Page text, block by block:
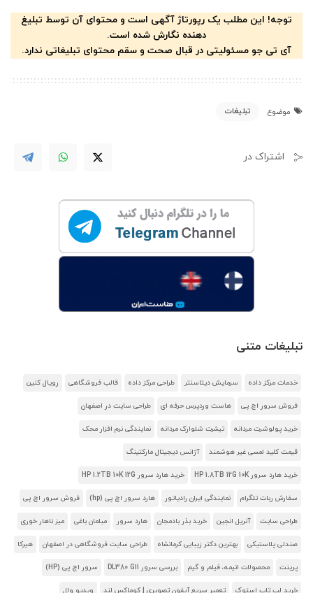
توجه! این مطلب یک رپورتاژ آگهی است و محتوای آن توسط تبلیغ
دهنده نگارش شده است.
آی تی جو مسئولیتی در قبال صحت و سقم محتوای تبلیغاتی ندارد.
موضوع تبلیغات
اشتراک در
تبلیغات متنی
خدمات مرکز داده سرمایش دیتاسنتر طراحی مرکز داده قالب فروشگاهی رویال کنین
فروش سرور اچ پی هاست وردپرس حرفه ای طراحی سایت در اصفهان
خرید پولوشرت مردانه تیشرت شلوارک مردانه نمایندگی نرم افزار محک
قیمت کلید لمسی غیر هوشمند آژانس دیجیتال مارکتینگ
خرید هارد سرور HP 1.8TB 12G 10K خرید هارد سرور HP 1.2TB 10K 12G
سفارش ربات تلگرام نمایندگی ایران رادیاتور هارد سرور اچ پی (hp) فروش سرور اچ پی
طراحی سایت آنریل انجین خرید بذر بادمجان هارد سرور مبلمان باغی میز ناهار خوری
صندلی پلاستیکی بهترین دکتر زیبایی کرمانشاه طراحی سایت فروشگاهی در اصفهان هیرکا
پرینت محصولات انیمه، فیلم و گیم بررسی سرور DL380 G11 سرور اچ پی (HP)
خرید لپ تاپ استوک تعمیر سریع آیفون تصویری | کوماکس لند ویدیو وال